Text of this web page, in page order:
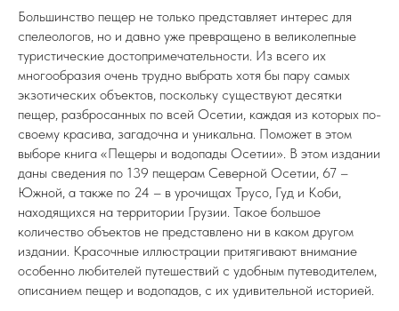
Большинство пещер не только представляет интерес для
спелеологов, но и давно уже превращено в великолепные
туристические достопримечательности. Из всего их
многообразия очень трудно выбрать хотя бы пару самых
экзотических объектов, поскольку существуют десятки
пещер, разбросанных по всей Осетии, каждая из которых по-
своему красива, загадочна и уникальна. Поможет в этом
выборе книга «Пещеры и водопады Осетии». В этом издании
даны сведения по 139 пещерам Северной Осетии, 67 –
Южной, а также по 24 – в урочищах Трусо, Гуд и Коби,
находящихся на территории Грузии. Такое большое
количество объектов не представлено ни в каком другом
издании. Красочные иллюстрации притягивают внимание
особенно любителей путешествий с удобным путеводителем,
описанием пещер и водопадов, с их удивительной историей.